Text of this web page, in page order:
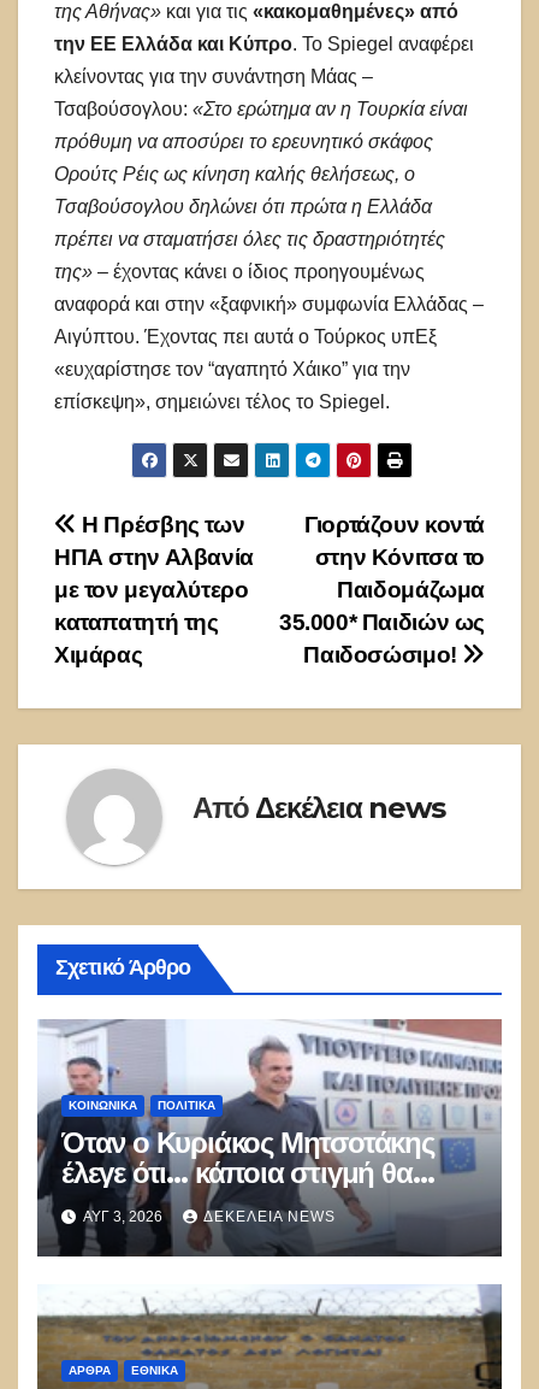
της Αθήνας» και για τις «κακομαθημένες» από
την ΕΕ Ελλάδα και Κύπρο. Το Spiegel αναφέρει
κλείνοντας για την συνάντηση Μάας –
Τσαβούσογλου: «Στο ερώτημα αν η Τουρκία είναι
πρόθυμη να αποσύρει το ερευνητικό σκάφος
Ορούτς Ρέις ως κίνηση καλής θελήσεως, ο
Τσαβούσογλου δηλώνει ότι πρώτα η Ελλάδα
πρέπει να σταματήσει όλες τις δραστηριότητές
της» – έχοντας κάνει ο ίδιος προηγουμένως
αναφορά και στην «ξαφνική» συμφωνία Ελλάδας –
Αιγύπτου. Έχοντας πει αυτά ο Τούρκος υπΕξ
«ευχαρίστησε τον “αγαπητό Χάικο” για την
επίσκεψη», σημειώνει τέλος το Spiegel.
Πλοήγηση
άρθρων
Γιορτάζουν κοντά
στην Κόνιτσα το
Παιδομάζωμα
35.000* Παιδιών ως
Παιδοσώσιμο!
Η Πρέσβης των
ΗΠΑ στην Αλβανία
με τον μεγαλύτερο
καταπατητή της
Χιμάρας
Από Δεκέλεια news
Σχετικό Άρθρο
ΚΟΙΝΩΝΙΚΑ ΠΟΛΙΤΙΚΑ
Όταν ο Κυριάκος Μητσοτάκης
έλεγε ότι… κάποια στιγμή θα
καούν τα δάση
ΑΥΓ 3, 2026 ΔΕΚΈΛΕΙΑ NEWS
ΑΡΘΡΑ ΕΘΝΙΚΑ